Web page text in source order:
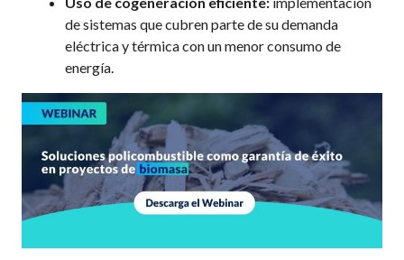
de sistemas que cubren parte de su demanda
eléctrica y térmica con un menor consumo de
energía.